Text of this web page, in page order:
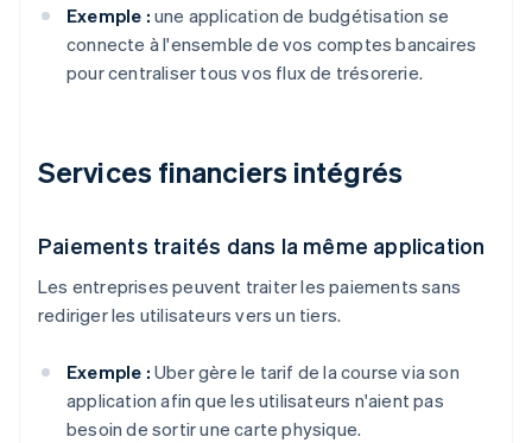
Exemple : une application de budgétisation se
connecte à l'ensemble de vos comptes bancaires
pour centraliser tous vos flux de trésorerie.
Services financiers intégrés
Paiements traités dans la même application
Les entreprises peuvent traiter les paiements sans
rediriger les utilisateurs vers un tiers.
Exemple : Uber gère le tarif de la course via son
application afin que les utilisateurs n'aient pas
besoin de sortir une carte physique.